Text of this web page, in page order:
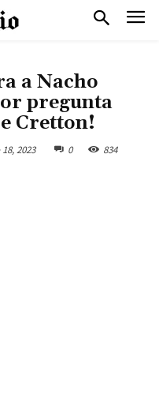
a Nacho
pregunta
Cretton!
2023 0 834